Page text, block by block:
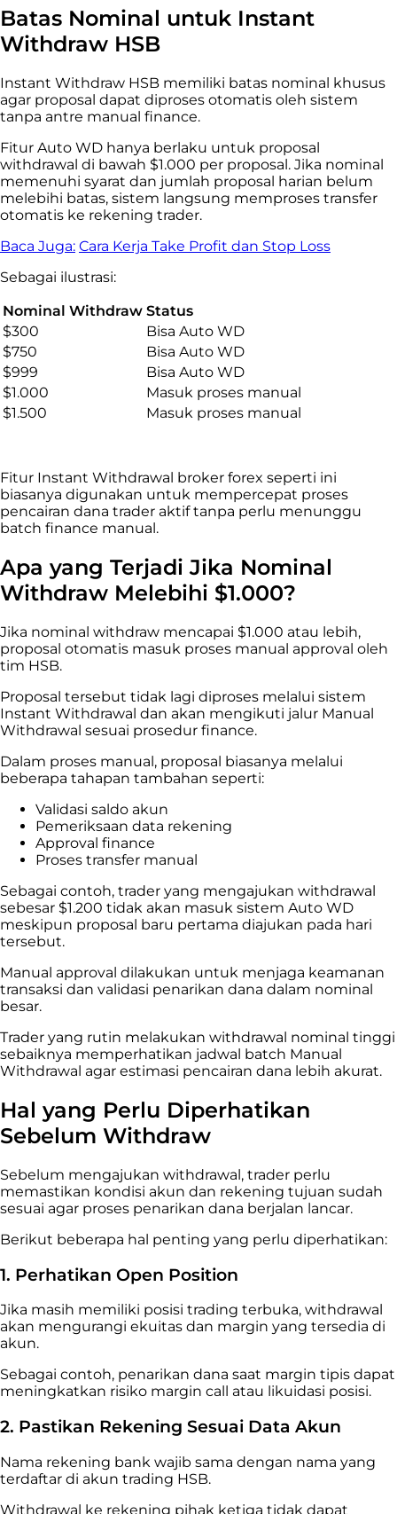
Batas Nominal untuk Instant
Withdraw HSB
Instant Withdraw HSB memiliki batas nominal khusus
agar proposal dapat diproses otomatis oleh sistem
tanpa antre manual finance.
Fitur Auto WD hanya berlaku untuk proposal
withdrawal di bawah $1.000 per proposal. Jika nominal
memenuhi syarat dan jumlah proposal harian belum
melebihi batas, sistem langsung memproses transfer
otomatis ke rekening trader.
Baca Juga: Cara Kerja Take Profit dan Stop Loss
Sebagai ilustrasi:
Nominal Withdraw Status
$300
Bisa Auto WD
$750
Bisa Auto WD
$999
Bisa Auto WD
$1.000
Masuk proses manual
$1.500
Masuk proses manual
Fitur Instant Withdrawal broker forex seperti ini
biasanya digunakan untuk mempercepat proses
pencairan dana trader aktif tanpa perlu menunggu
batch finance manual.
Apa yang Terjadi Jika Nominal
Withdraw Melebihi $1.000?
Jika nominal withdraw mencapai $1.000 atau lebih,
proposal otomatis masuk proses manual approval oleh
tim HSB.
Proposal tersebut tidak lagi diproses melalui sistem
Instant Withdrawal dan akan mengikuti jalur Manual
Withdrawal sesuai prosedur finance.
Dalam proses manual, proposal biasanya melalui
beberapa tahapan tambahan seperti:
Validasi saldo akun
Pemeriksaan data rekening
Approval finance
Proses transfer manual
Sebagai contoh, trader yang mengajukan withdrawal
sebesar $1.200 tidak akan masuk sistem Auto WD
meskipun proposal baru pertama diajukan pada hari
tersebut.
Manual approval dilakukan untuk menjaga keamanan
transaksi dan validasi penarikan dana dalam nominal
besar.
Trader yang rutin melakukan withdrawal nominal tinggi
sebaiknya memperhatikan jadwal batch Manual
Withdrawal agar estimasi pencairan dana lebih akurat.
Hal yang Perlu Diperhatikan
Sebelum Withdraw
Sebelum mengajukan withdrawal, trader perlu
memastikan kondisi akun dan rekening tujuan sudah
sesuai agar proses penarikan dana berjalan lancar.
Berikut beberapa hal penting yang perlu diperhatikan:
1. Perhatikan Open Position
Jika masih memiliki posisi trading terbuka, withdrawal
akan mengurangi ekuitas dan margin yang tersedia di
akun.
Sebagai contoh, penarikan dana saat margin tipis dapat
meningkatkan risiko margin call atau likuidasi posisi.
2. Pastikan Rekening Sesuai Data Akun
Nama rekening bank wajib sama dengan nama yang
terdaftar di akun trading HSB.
Withdrawal ke rekening pihak ketiga tidak dapat